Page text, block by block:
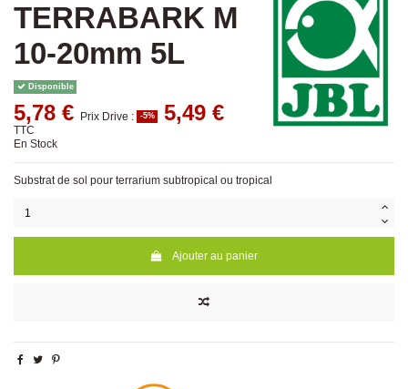
TERRABARK M
10-20mm 5L
Disponible
5,78 € Prix Drive : -5% 5,49 €
TTC
En Stock
Substrat de sol pour terrarium subtropical ou tropical
Ajouter au panier